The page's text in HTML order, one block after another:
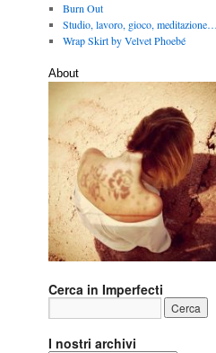
Burn Out
Studio, lavoro, gioco, meditazione…
Wrap Skirt by Velvet Phoebé
About
Cerca in Imperfecti
I nostri archivi